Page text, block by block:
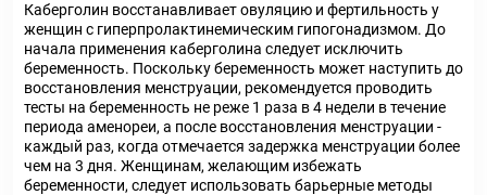
Каберголин восстанавливает овуляцию и фертильность у
женщин с гиперпролактинемическим гипогонадизмом. До
начала применения каберголина следует исключить
беременность. Поскольку беременность может наступить до
восстановления менструации, рекомендуется проводить
тесты на беременность не реже 1 раза в 4 недели в течение
периода аменореи, а после восстановления менструации -
каждый раз, когда отмечается задержка менструации более
чем на 3 дня. Женщинам, желающим избежать
беременности, следует использовать барьерные методы